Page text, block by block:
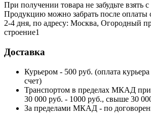
При получении товара не забудьте взять
Продукцию можно забрать после оплаты
2-4 дня, по адресу: Москва, Огородный
строение1
Доставка
Курьером - 500 руб. (оплата
счет)
Транспортом в пределах МКАД при
30 000 руб. - 1000 руб., свыше 30
За пределами МКАД - по